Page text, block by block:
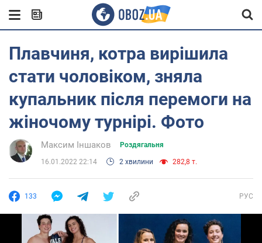
Плавчиня, котра вирішила
стати чоловіком, зняла
купальник після перемоги на
жіночому турнірі. Фото
Максим Іншаков Роздягальня
16.01.2022 22:14 2 хвилини 282,8 т.
133 РУС